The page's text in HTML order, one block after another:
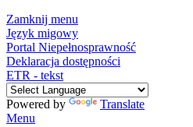
Zamknij menu
Język migowy
Portal Niepełnosprawność
Deklaracja dostępności
ETR - tekst
Powered by
Translate
Menu